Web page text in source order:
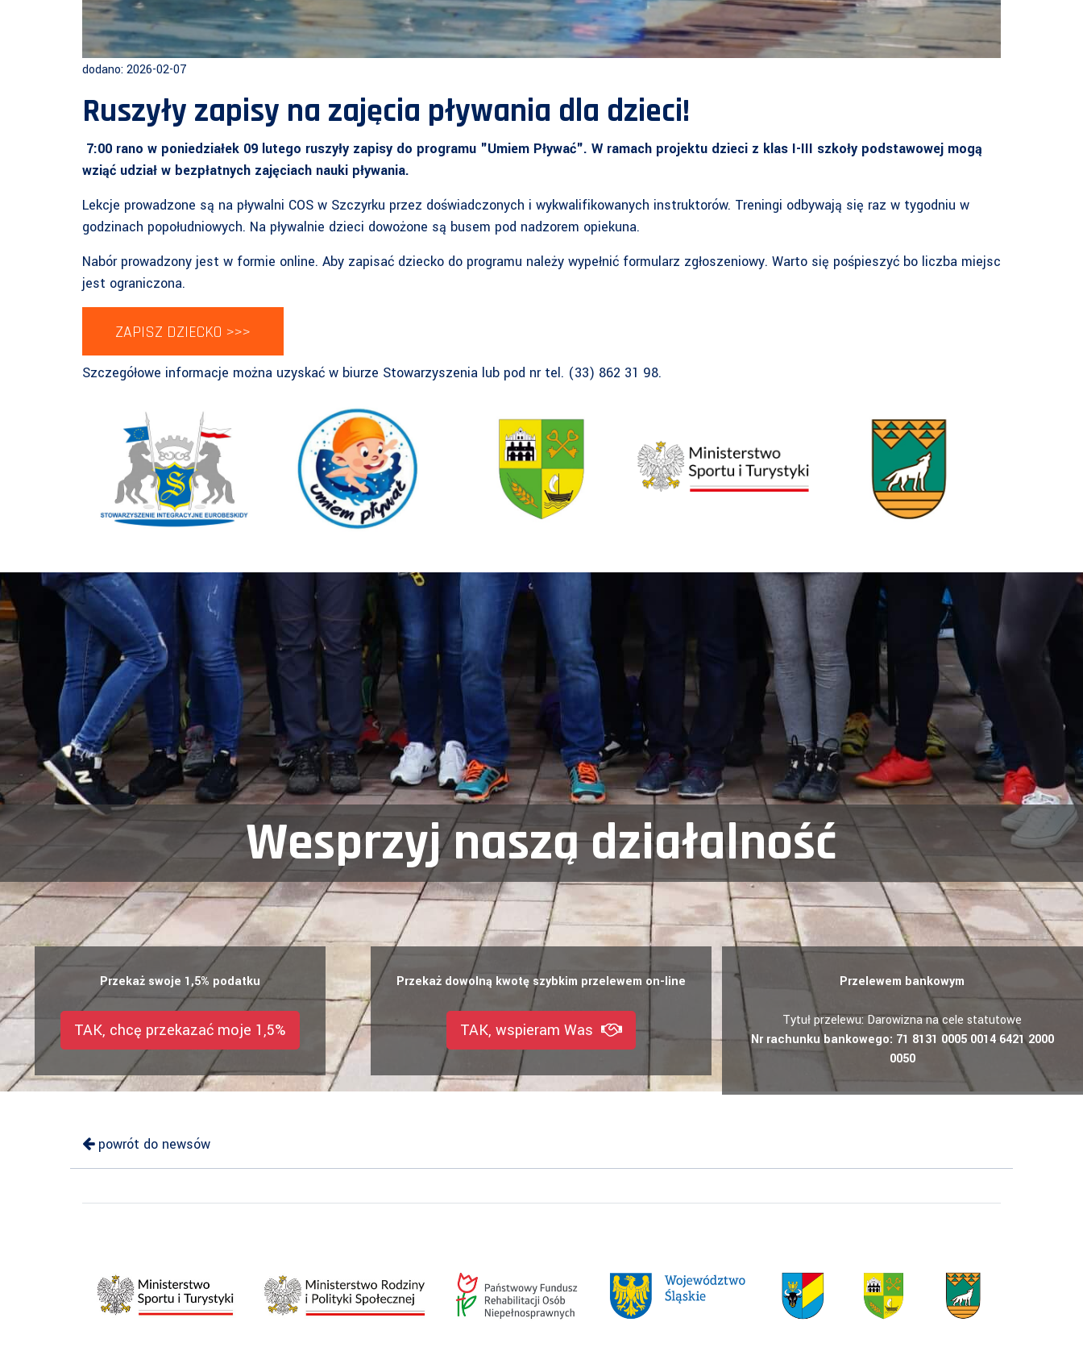
dodano: 2026-02-07
Ruszyły zapisy na zajęcia pływania dla dzieci!
7:00 rano w poniedziałek 09 lutego ruszyły zapisy do programu "Umiem Pływać". W ramach projektu dzieci z klas I-III szkoły podstawowej mogą
wziąć udział w bezpłatnych zajęciach nauki pływania.
Lekcje prowadzone są na pływalni COS w Szczyrku przez doświadczonych i wykwalifikowanych instruktorów. Treningi odbywają się raz w tygodniu w
godzinach popołudniowych. Na pływalnie dzieci dowożone są busem pod nadzorem opiekuna.
Nabór prowadzony jest w formie online. Aby zapisać dziecko do programu należy wypełnić formularz zgłoszeniowy. Warto się pośpieszyć bo liczba miejsc
jest ograniczona.
ZAPISZ DZIECKO >>>
Szczegółowe informacje można uzyskać w biurze Stowarzyszenia lub pod nr tel. (33) 862 31 98.
Wesprzyj naszą działalność
Przekaż swoje 1,5% podatku
TAK, chcę przekazać moje 1,5%
Przekaż dowolną kwotę szybkim przelewem on-line
TAK, wspieram Was
Przelewem bankowym
Tytuł przelewu: Darowizna na cele statutowe
Nr rachunku bankowego: 71 8131 0005 0014 6421 2000
0050
powrót do newsów